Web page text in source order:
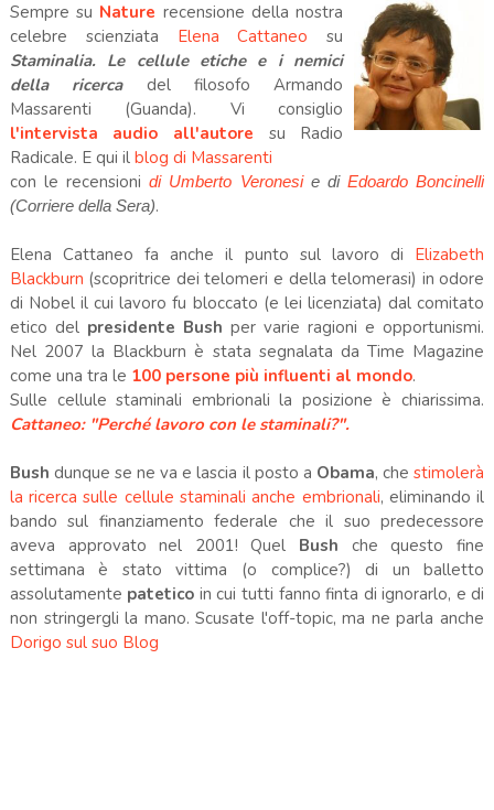
Sempre su Nature recensione della nostra
celebre scienziata Elena Cattaneo su
Staminalia. Le cellule etiche e i nemici
della ricerca
del filosofo Armando
Massarenti (Guanda). Vi consiglio
l'intervista audio all'autore su Radio
Radicale. E qui il blog di Massarenti
con le recensionidi Umberto Veronesie di Edoardo Boncinelli
(Corriere della Sera).
Elena Cattaneo fa anche il punto sul lavoro di Elizabeth
Blackburn (scopritrice dei telomeri e della telomerasi) in odore
di Nobel il cui lavoro fu bloccato (e lei licenziata) dal comitato
etico del presidente Bushper varie ragioni e opportunismi.
Nel 2007 la Blackburn è stata segnalata da Time Magazine
come una tra le 100 persone più influenti al mondo.
Sulle cellule staminali embrionali la posizione è chiarissima.
Cattaneo: "Perché lavoro con le staminali?".
Bush dunque se ne va e lascia il posto a Obama, chestimolerà
la ricerca sulle cellule staminali anche embrionali, eliminando il
bando sul finanziamento federale che il suo predecessore
aveva approvato nel 2001! Quel Bush che questo fine
settimana è stato vittima (o complice?) di un balletto
assolutamente patetico in cui tutti fanno finta di ignorarlo, e di
non stringergli la mano. Scusate l'off-topic, ma ne parla anche
Dorigo sul suo Blog